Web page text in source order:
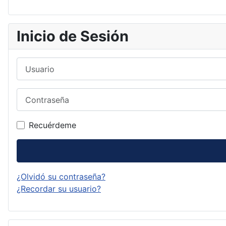
Inicio de Sesión
Recuérdeme
¿Olvidó su contraseña?
¿Recordar su usuario?